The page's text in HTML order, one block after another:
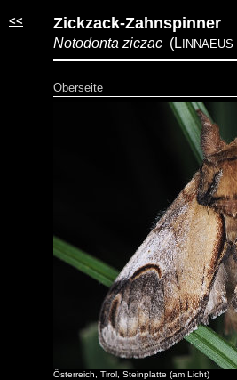
<< Zickzack-Zahnspinner
Notodonta ziczac (L INNAEUS
Oberseite
Österreich, Tirol, Steinplatte (am Licht)